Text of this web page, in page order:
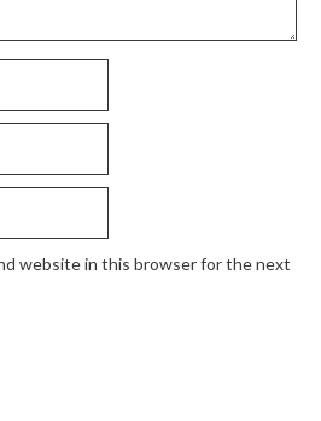
website in this browser for the next